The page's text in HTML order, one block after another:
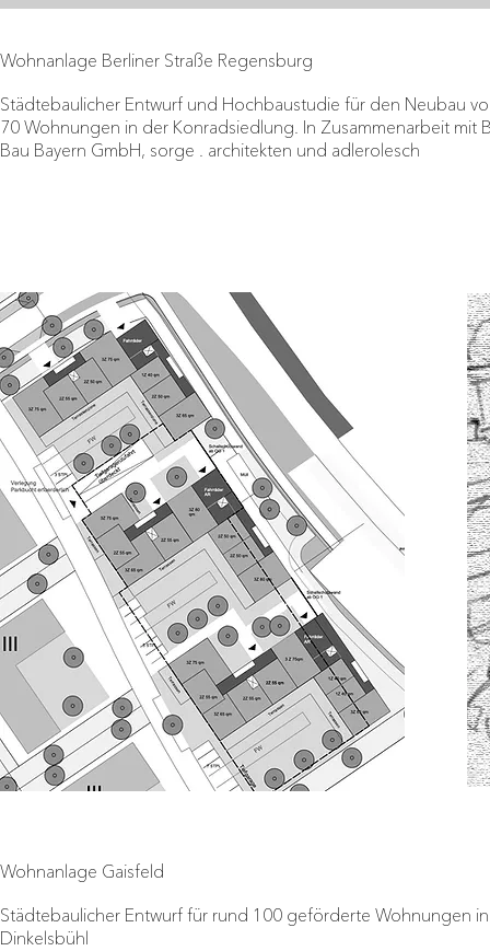
Wohnanlage Berliner Straße Regensburg
Städtebaulicher Entwurf und Hochbaustudie für den Neubau
70 Wohnungen in der Konradsiedlung. In Zusammenarbeit mit
Bau Bayern GmbH, sorge . architekten und adlerolesch
Wohnanlage Gaisfeld
Städtebaulicher Entwurf für rund 100 geförderte Wohnungen in
Dinkelsbühl